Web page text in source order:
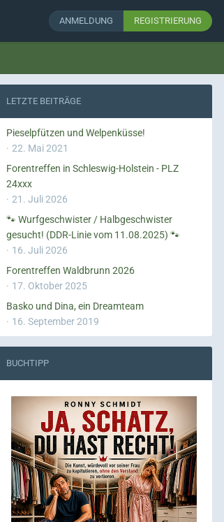
ANMELDUNG REGISTRIERUNG
LETZTE BEITRÄGE
Pieselpfützen und Welpenküsse!
22. Mai 2021
Forentreffen in Schleswig-Holstein - PLZ
24xxx
21. Juli 2026
🐾 Wurfgeschwister / Halbgeschwister
gesucht! (DDR-Linie vom 11.08.2025) 🐾
16. Juli 2026
Forentreffen Waldbrunn 2026
17. Oktober 2025
Basko und Dina, ein Dreamteam
16. September 2019
BUCHTIPP